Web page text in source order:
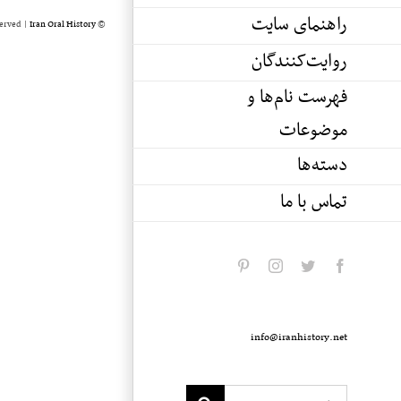
راهنمای سایت
روایت‌کنندگان
فهرست نام‌ها و
موضوعات
دسته‌ها
تماس با ما
facebook
twitter
instagram
info@iranhistory.net
© Copyright 2020 -
| Iran Oral History